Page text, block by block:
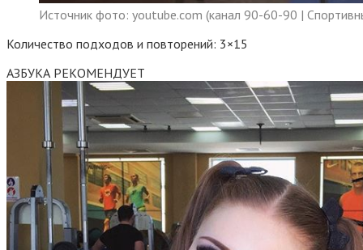
Источник фото: youtube.com (канал 90-60-90 |
Количество подходов и повторений: 3×15
АЗБУКА РЕКОМЕНДУЕТ